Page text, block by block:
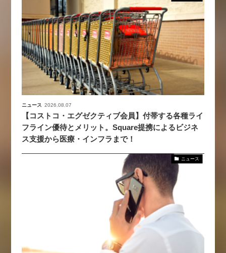
ニュース 2026.08.07
【コストコ・エグゼクティブ会員】付帯する各種ライ
フライン優待とメリット。Square提携によるビジネ
ス支援から医療・インフラまで！
ニュース